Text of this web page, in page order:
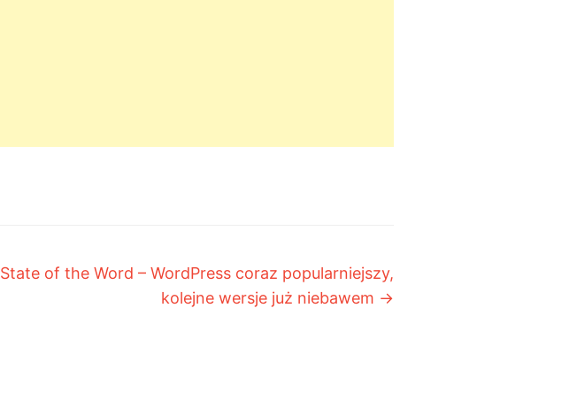
State of the Word – WordPress coraz popularniejszy,
kolejne wersje już niebawem →